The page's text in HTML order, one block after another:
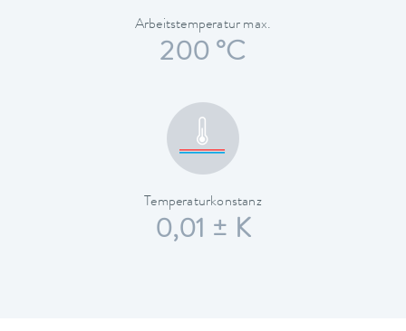
Arbeitstemperatur max.
200 °C
Temperaturkonstanz
0,01 ± K